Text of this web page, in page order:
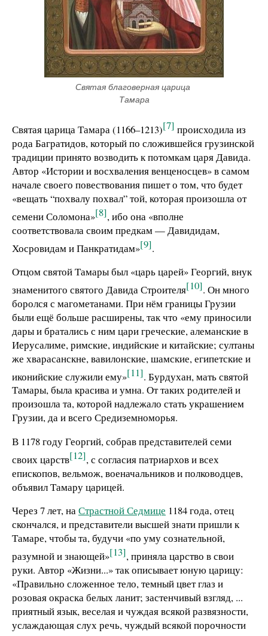
Святая благоверная царица
Тамара
Святая царица Тамара (1166–1213)[7] происходила из
рода Багратидов, который по сложившейся грузинской
традиции принято возводить к потомкам царя Давида.
Автор «Истории и восхваления венценосцев» в самом
начале своего повествования пишет о том, что будет
«вещать “похвалу похвал” той, которая произошла от
семени Соломона»[8], ибо она «вполне
соответствовала своим предкам — Давидидам,
Хосровидам и Панкратидам»[9].
Отцом святой Тамары был «царь царей» Георгий, внук
знаменитого святого Давида Строителя[10]. Он много
боролся с магометанами. При нём границы Грузии
были ещё больше расширены, так что «ему приносили
дары и братались с ним цари греческие, алеманские в
Иерусалиме, римские, индийские и китайские; султаны
же хварасанскне, вавилонские, шамские, египетские и
иконийские служили ему»[11]. Бурдухан, мать святой
Тамары, была красива и умна. От таких родителей и
произошла та, которой надлежало стать украшением
Грузии, да и всего Средиземноморья.
В 1178 году Георгий, собрав представителей семи
своих царств[12], с согласия патриархов и всех
епископов, вельмож, военачальников и полководцев,
объявил Тамару царицей.
Через 7 лет, наСтрастной Седмице 1184 года, отец
скончался, и представители высшей знати пришли к
Тамаре, чтобы та, будучи «по уму сознательной,
разумной и знающей»[13], приняла царство в свои
руки. Автор «Жизни...» так описывает юную царицу:
«Правильно сложенное тело, темный цвет глаз и
розовая окраска белых ланит; застенчивый взгляд, ...
приятный язык, веселая и чуждая всякой развязности,
услаждающая слух речь, чуждый всякой порочности